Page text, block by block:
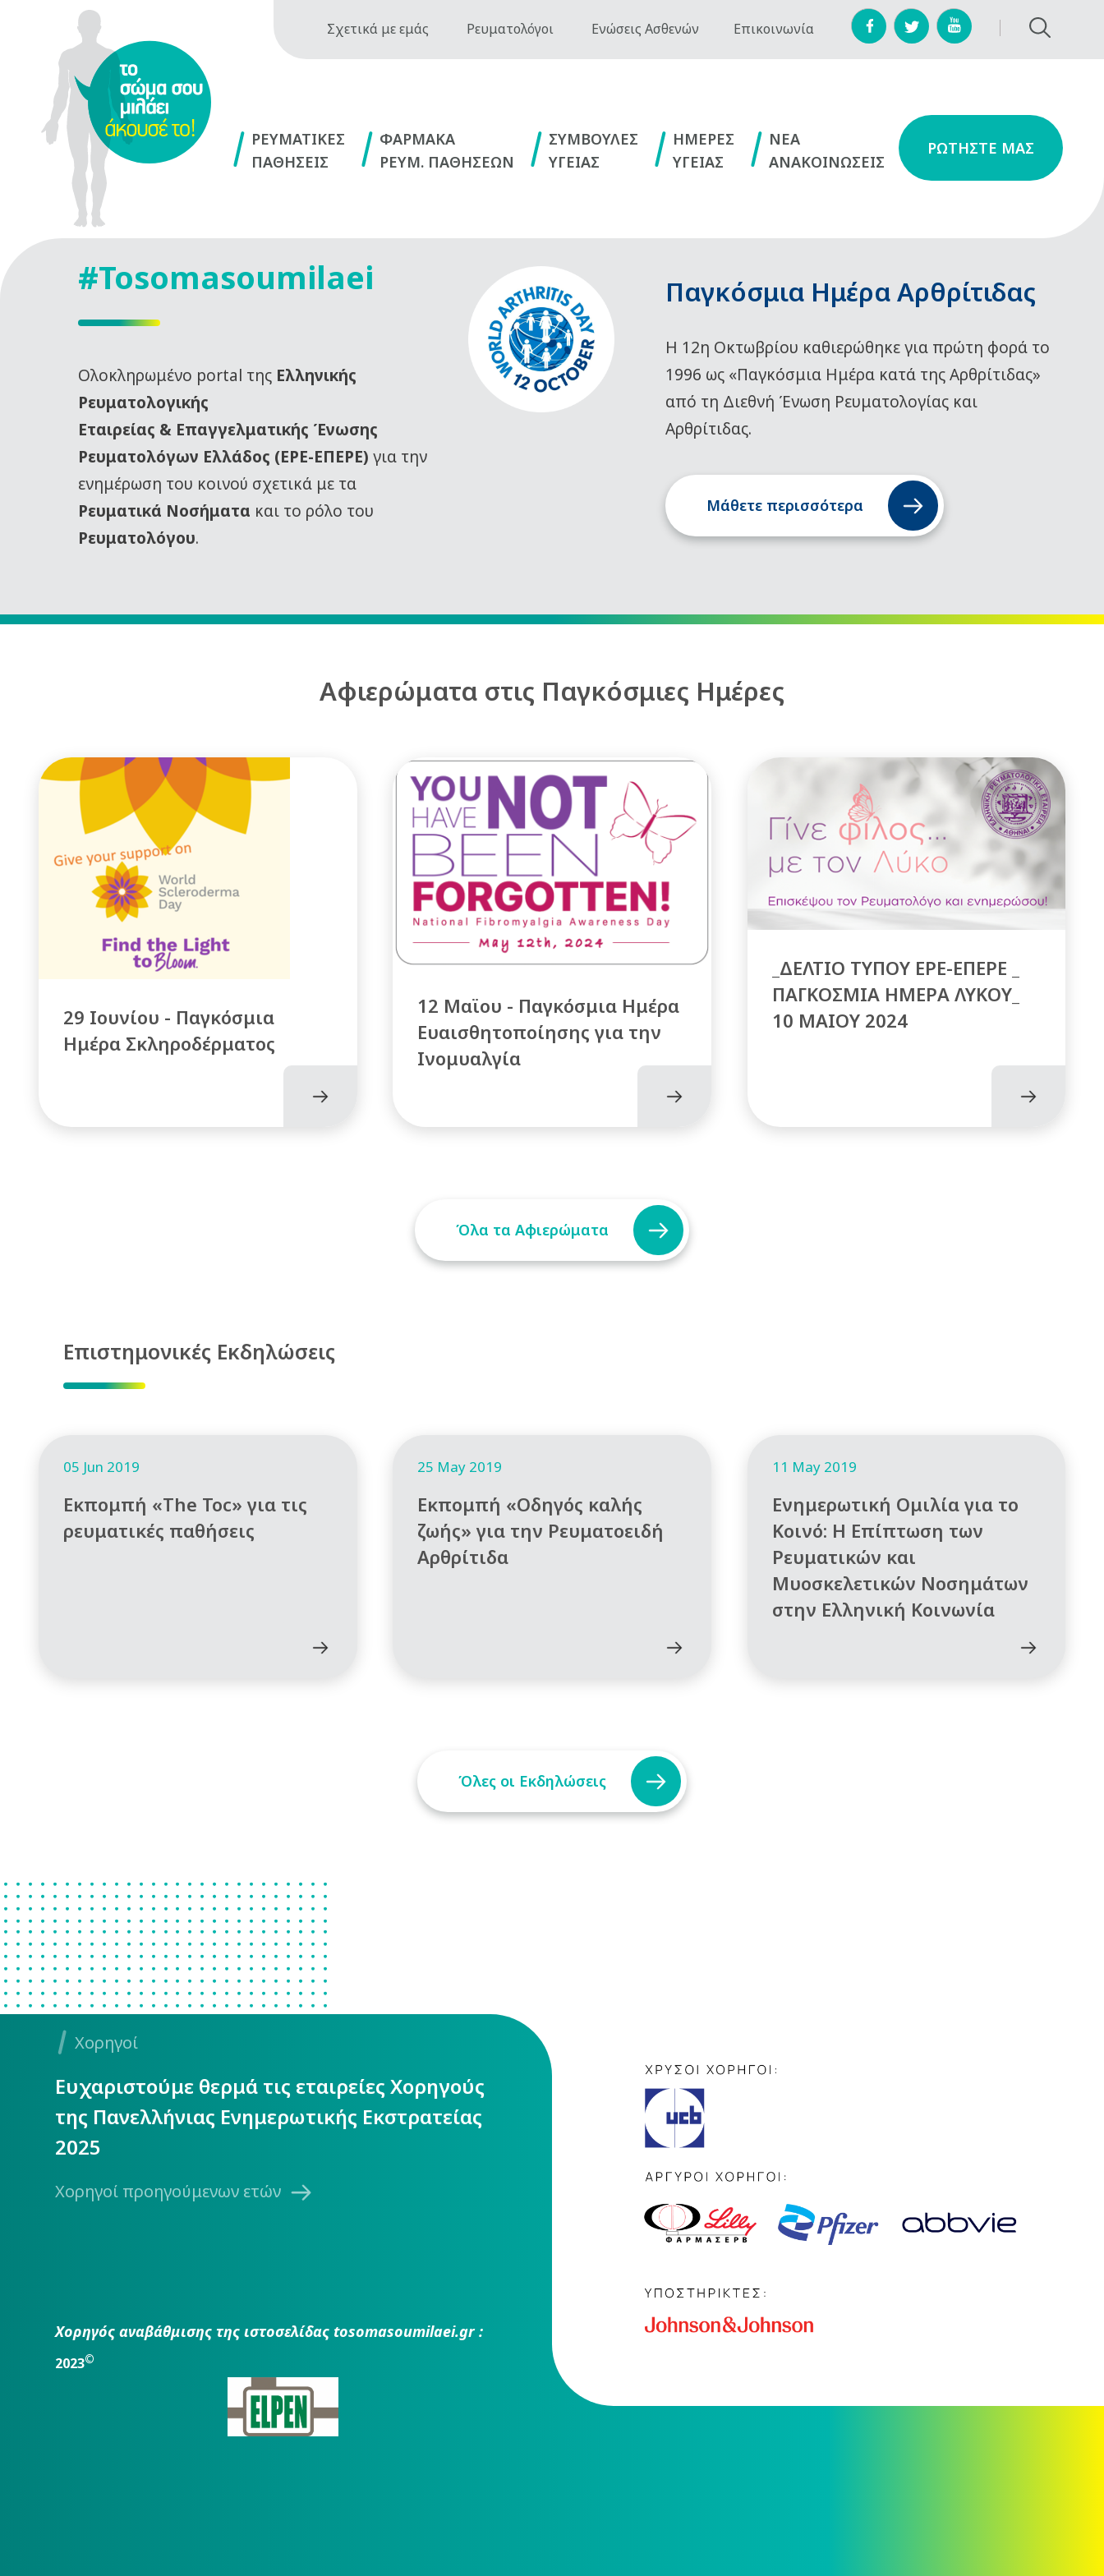
Σχετικά με εμάς Ρευματολόγοι Ενώσεις Ασθενών Επικοινωνία
ΡΕΥΜΑΤΙΚΕΣ
ΠΑΘΗΣΕΙΣ
ΦΑΡΜΑΚΑ
ΡΕΥΜ. ΠΑΘΗΣΕΩΝ
ΣΥΜΒΟΥΛΕΣ
ΥΓΕΙΑΣ
ΗΜΕΡΕΣ
ΥΓΕΙΑΣ
NEA
ΑΝΑΚΟΙΝΩΣΕΙΣ
ΡΩΤΗΣΤΕ ΜΑΣ
#Tosomasoumilaei
Oλοκληρωμένο portal της Ελληνικής
Ρευματολογικής
Εταιρείας & Επαγγελματικής Ένωσης
Ρευματολόγων Ελλάδος (ΕΡΕ-ΕΠΕΡΕ) για την
ενημέρωση του κοινού σχετικά με τα
Ρευματικά Νοσήματα και το ρόλο του
Ρευματολόγου.
Παγκόσμια Ημέρα Αρθρίτιδας
Η 12η Οκτωβρίου καθιερώθηκε για πρώτη φορά το
1996 ως «Παγκόσμια Ημέρα κατά της Αρθρίτιδας»
από τη Διεθνή Ένωση Ρευματολογίας και
Αρθρίτιδας.
Μάθετε περισσότερα
Αφιερώματα στις Παγκόσμιες Ημέρες
29 Ιουνίου - Παγκόσμια
Ημέρα Σκληροδέρματος
12 Μαϊου - Παγκόσμια Ημέρα
Ευαισθητοποίησης για την
Ινομυαλγία
_ΔΕΛΤΙΟ ΤΥΠΟΥ ΕΡΕ-ΕΠΕΡΕ _
ΠΑΓΚΟΣΜΙΑ ΗΜΕΡΑ ΛΥΚΟΥ_
10 MAIOY 2024
Όλα τα Αφιερώματα
Επιστημονικές Εκδηλώσεις
05 Jun 2019
Εκπομπή «The Toc» για τις
ρευματικές παθήσεις
25 May 2019
Εκπομπή «Οδηγός καλής
ζωής» για την Ρευματοειδή
Αρθρίτιδα
11 May 2019
Ενημερωτική Ομιλία για το
Κοινό: Η Επίπτωση των
Ρευματικών και
Μυοσκελετικών Νοσημάτων
στην Ελληνική Κοινωνία
Όλες οι Εκδηλώσεις
Χορηγοί
Ευχαριστούμε θερμά τις εταιρείες Χορηγούς
της Πανελλήνιας Ενημερωτικής Εκστρατείας
2025
Χορηγοί προηγούμενων ετών
Χορηγός αναβάθμισης της ιστοσελίδας tosomasoumilaei.gr :
2023©